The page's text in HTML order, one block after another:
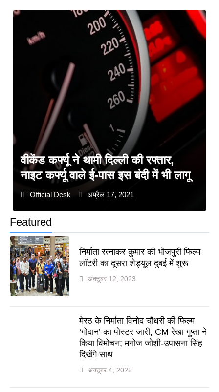
Featured
निर्माता रत्नाकर कुमार की भोजपुरी फिल्म
लॉटरी का दूसरा शेड्यूल दुबई में शुरू
अक्टूबर 12, 2023
मेरठ के निर्माता विनोद चौधरी की फिल्म
‘गोदान’ का पोस्टर जारी, CM रेखा गुप्ता ने
किया विमोचन; मनोज जोशी-उपासना सिंह
दिखेंगे साथ
अक्टूबर 4, 2025
वीकेंड कर्फ्यू ने थामी दिल्ली की रफ्तार,
नाइट कर्फ्यू वाले ई-पास इस बंदी में भी लागू
Official Desk अप्रैल 17, 2021